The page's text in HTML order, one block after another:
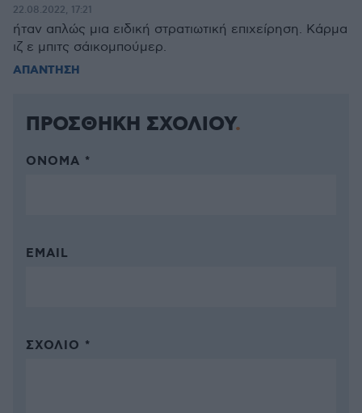
22.08.2022, 17:21
ήταν απλώς μια ειδική στρατιωτική επιχείρηση. Κάρμα
ιζ ε μπιτς σάικομπούμερ.
ΑΠΑΝΤΗΣΗ
ΠΡΟΣΘΗΚΗ ΣΧΟΛΙΟΥ
ΌΝΟΜΑ *
EMAIL
ΣΧΌΛΙΟ *